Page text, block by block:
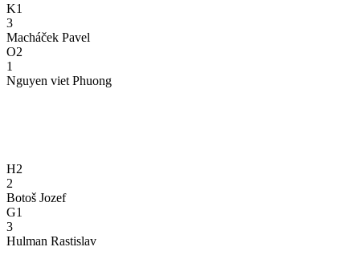
K1
3
Macháček Pavel
O2
1
Nguyen viet Phuong
H2
2
Botoš Jozef
G1
3
Hulman Rastislav